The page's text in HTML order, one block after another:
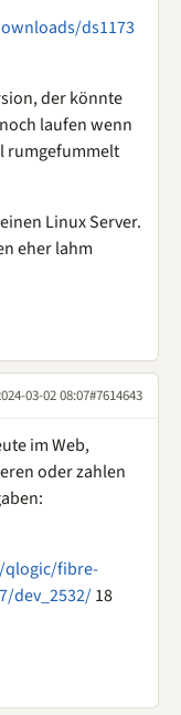
ds1173
der könnte
laufen wenn
rumgefummelt
Linux Server.
eher lahm
03-02 08:07#7614643
im Web,
oder zahlen
qlogic/fibre-
dev_2532/18